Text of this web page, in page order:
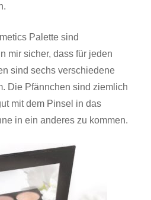
Palette sind
mir sicher, dass für jeden
sind sechs verschiedene
Die Pfännchen sind ziemlich
mit dem Pinsel in das
in ein anderes zu kommen.